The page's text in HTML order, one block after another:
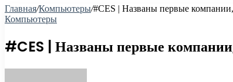
Главная/Компьютеры/#CES | Названы первые
Компьютеры
#CES | Названы первые